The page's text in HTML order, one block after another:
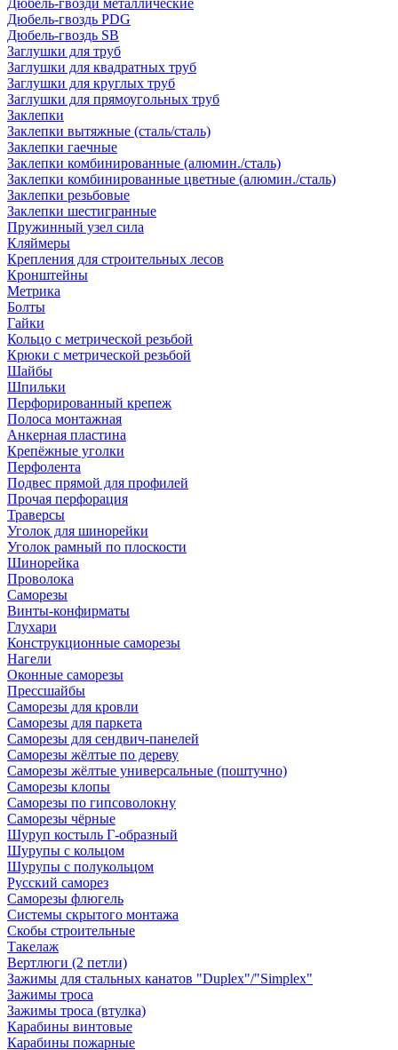
Дюбель-гвозди металлические
Дюбель-гвоздь PDG
Дюбель-гвоздь SB
Заглушки для труб
Заглушки для квадратных труб
Заглушки для круглых труб
Заглушки для прямоугольных труб
Заклепки
Заклепки вытяжные (сталь/сталь)
Заклепки гаечные
Заклепки комбинированные (алюмин./сталь)
Заклепки комбинированные цветные (алюмин./сталь)
Заклепки резьбовые
Заклепки шестигранные
Пружинный узел сила
Кляймеры
Крепления для строительных лесов
Кронштейны
Метрика
Болты
Гайки
Кольцо с метрической резьбой
Крюки с метрической резьбой
Шайбы
Шпильки
Перфорированный крепеж
Полоса монтажная
Анкерная пластина
Крепёжные уголки
Перфолента
Подвес прямой для профилей
Прочая перфорация
Траверсы
Уголок для шинорейки
Уголок рамный по плоскости
Шинорейка
Проволока
Саморезы
Винты-конфирматы
Глухари
Конструкционные саморезы
Нагели
Оконные саморезы
Прессшайбы
Саморезы для кровли
Саморезы для паркета
Саморезы для сендвич-панелей
Саморезы жёлтые по дереву
Саморезы жёлтые универсальные (поштучно)
Саморезы клопы
Саморезы по гипсоволокну
Саморезы чёрные
Шуруп костыль Г-образный
Шурупы с кольцом
Шурупы с полукольцом
Русский саморез
Саморезы флюгель
Системы скрытого монтажа
Скобы строительные
Такелаж
Вертлюги (2 петли)
Зажимы для стальных канатов "Duplex"/"Simplex"
Зажимы троса
Зажимы троса (втулка)
Карабины винтовые
Карабины пожарные